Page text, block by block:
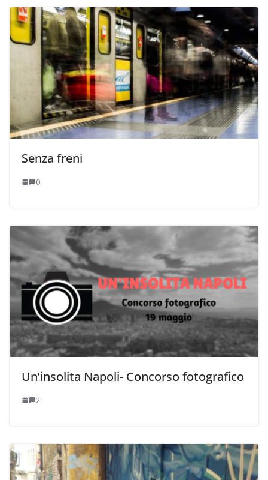
Senza freni
0
Un’insolita Napoli- Concorso fotografico
2